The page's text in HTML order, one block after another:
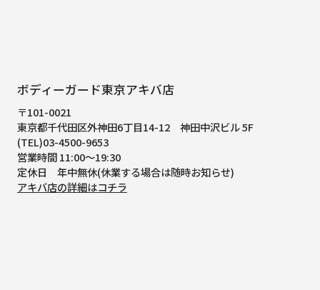
ボディーガード東京アキバ店
〒101-0021
東京都千代田区外神田6丁目14-12 神田中沢ビル 5F
(TEL)03-4500-9653
営業時間 11:00～19:30
定休日 年中無休(休業する場合は随時お知らせ)
アキバ店の詳細はコチラ